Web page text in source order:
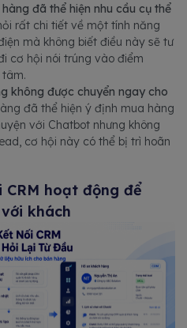
đã thể hiện nhu cầu cụ thể
rất chi tiết về một tính năng
mà không biết điều này sẽ tư
cơ hội nói trúng vào điểm
không được chuyển ngay cho
đã thể hiện ý định mua hàng
với Chatbot nhưng không
cơ hội này có thể bị trì hoãn
hoạt động để
khách